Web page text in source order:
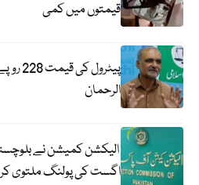
قیمتوں میں کمی
الرحمان
اگست کی پولنگ ملتوی